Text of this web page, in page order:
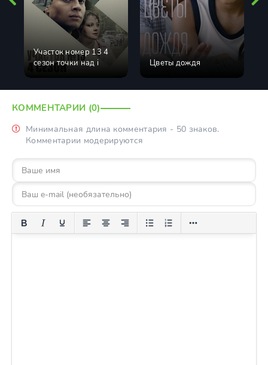
Участок номер 13 4
сезон точки над i
Цветы дождя
КОММЕНТАРИИ (0)
Минимальная длина комментария - 50 знаков.
Комментарии модерируются